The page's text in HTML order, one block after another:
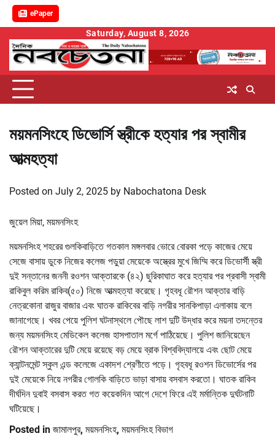
ePaper
content
Saturday, August 8, 2026
ময়মনসিংহে ডিভোর্সি স্ত্রীকে হত্যার পর স্বামীর
আত্মহত্যা
Posted on July 2, 2025 by Nabochatona Desk
জুয়েল মিয়া, ময়মনসিংহ
ময়মনসিংহ শহরের গুলকিবাড়িতে গতকাল মঙ্গলবার ভোরে বোরকা পড়ে কাজের মেয়ে
সেজে বাসায় ডুকে নিজের কলেজ পড়ুয়া মেয়েকে অস্ত্রের মুখে জিম্মি করে ডিভোর্সী স্ত্রী
দুই সন্তানের জননী রওশন আক্তারকে (৪২) ছুরিকাঘাত করে হত্যার পর প্রবাসী স্বামী
রাকিবুল করিম রাকিব(৫০) নিজে আত্মহত্যা করেছে। গৃহবধূ রৌশন আক্তার বাড়ি
নেত্রকোনা রাজুর বাজার এবং ঘাতক রাকিবের বাড়ি নগরীর সানকিপাড়া এলাকায় বলে
জানাগেছে। খবর পেয়ে পুলিশ ঘটনাস্থলে পৌছে লাশ দুটি উদ্ধার করে ময়না তদন্তের
জন্য ময়মনসিংহ মেডিকেল কলেজ হাসপাতাল মর্গে পাঠিয়েছে। পুলিশ জানিয়েছেন
রৌশন আক্তারের দুটি মেয়ে রয়েছে বড় মেয়ে ব্রাক বিশ্ববিদ্যালয়ে এবং ছোট মেয়ে
ক্যান্টনমেন্ট স্কুল এন্ড কলেজে একাদশ শ্রেণীতে পড়ে। গৃহবধূ রওশন ডিভোর্সের পর
দুই মেয়েকে নিয়ে নগরীর গোলকি বাড়িতে ভাড়া বাসায় বসবাস করতো। ঘাতক রাকিব
দীর্ঘদিন দুবাই বসবাস করত গত কয়েকদিন আগে দেশে ফিরে এই মর্মান্তিক দুর্ঘটনাটি
ঘটিয়েছে।
Posted in জামালপুর, ময়মনসিংহ, ময়মনসিংহ বিভাগ